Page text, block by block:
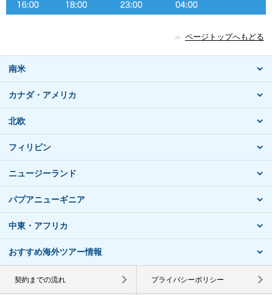
ページトップへもどる
南米
カナダ・アメリカ
北欧
フィリピン
ニュージーランド
パプアニューギニア
中東・アフリカ
おすすめ海外ツアー情報
契約までの流れ プライバシーポリシー